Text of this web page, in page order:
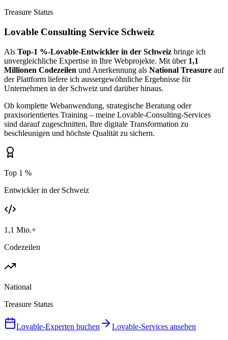
Treasure Status
Lovable Consulting Service Schweiz
Als Top-1 %-Lovable-Entwickler in der Schweiz bringe ich
unvergleichliche Expertise in Ihre Webprojekte. Mit über 1,1
Millionen Codezeilen und Anerkennung als National Treasure auf
der Plattform liefere ich aussergewöhnliche Ergebnisse für
Unternehmen in der Schweiz und darüber hinaus.
Ob komplette Webanwendung, strategische Beratung oder
praxisorientiertes Training – meine Lovable-Consulting-Services
sind darauf zugeschnitten, Ihre digitale Transformation zu
beschleunigen und höchste Qualität zu sichern.
Top 1 %
Entwickler in der Schweiz
1,1 Mio.+
Codezeilen
National
Treasure Status
Lovable-Experten buchen Lovable-Services ansehen